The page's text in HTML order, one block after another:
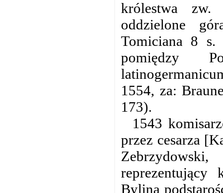
królestwa zw.
oddzielone
Tomiciana 8
pomiędzy
1554, za:
173).
1543
przez cesarza
Bylina